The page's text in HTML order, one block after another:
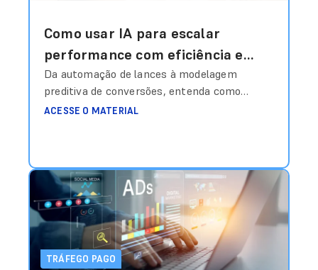
Como usar IA para escalar
performance com eficiência e
inteligência estratégica?
Da automação de lances à modelagem
preditiva de conversões, entenda como
estruturar dados, treinar algoritmos e
“operador de painel”. Ajustava lance
manualmente, escolhia palavra-chave,
definia segmentação, pausava anúncios com
base em feeling e comemorava quando o
Ler mais
ACESSE O MATERIAL
TRÁFEGO PAGO